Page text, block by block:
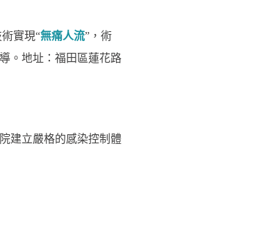
實現“無痛人流”，術
。地址：福田區蓮花路
建立嚴格的感染控制體